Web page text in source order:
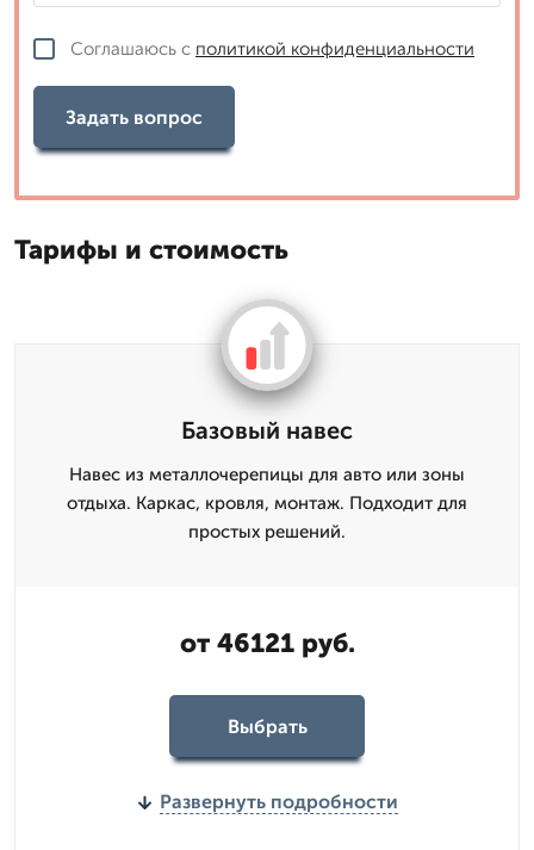
Соглашаюсь с политикой конфиденциальности
Задать вопрос
Тарифы и стоимость
Базовый навес
Навес из металлочерепицы для авто или зоны
отдыха. Каркас, кровля, монтаж. Подходит для
простых решений.
от 46121 руб.
Выбрать
Развернуть подробности